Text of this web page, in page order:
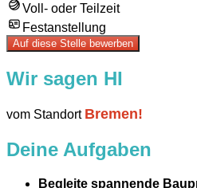
Voll- oder Teilzeit
Festanstellung
Auf diese Stelle bewerben
Wir sagen HI
vom Standort Bremen!
Deine Aufgaben
Begleite spannende